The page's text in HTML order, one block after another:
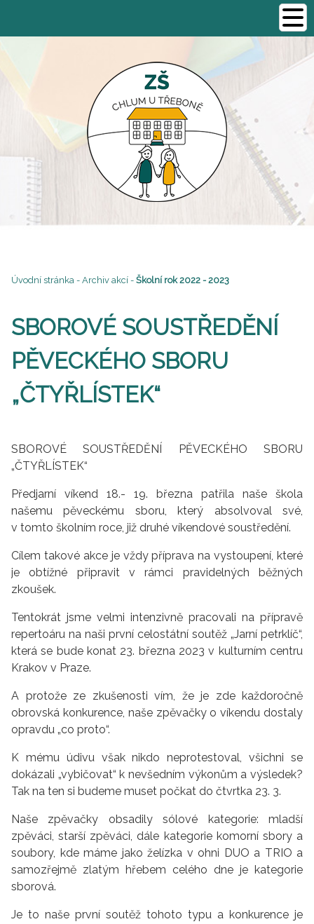
Úvodní stránka - Archiv akcí - Školní rok 2022 - 2023
SBOROVÉ SOUSTŘEDĚNÍ
PĚVECKÉHO SBORU
„ČTYŘLÍSTEK“
SBOROVÉ SOUSTŘEDĚNÍ PĚVECKÉHO SBORU
„ČTYŘLÍSTEK“
Předjarní víkend 18.- 19. března patřila naše škola
našemu pěveckému sboru, který absolvoval své,
v tomto školním roce, již druhé víkendové soustředění.
Cílem takové akce je vždy příprava na vystoupení, které
je obtížné připravit v rámci pravidelných běžných
zkoušek.
Tentokrát jsme velmi intenzivně pracovali na přípravě
repertoáru na naši první celostátní soutěž „Jarní petrklíč“,
která se bude konat 23. března 2023 v kulturním centru
Krakov v Praze.
A protože ze zkušenosti vím, že je zde každoročně
obrovská konkurence, naše zpěvačky o víkendu dostaly
opravdu „co proto“.
K mému údivu však nikdo neprotestoval, všichni se
dokázali „vybičovat“ k nevšedním výkonům a výsledek?
Tak na ten si budeme muset počkat do čtvrtka 23. 3.
Naše zpěvačky obsadily sólové kategorie: mladší
zpěváci, starší zpěváci, dále kategorie komorní sbory a
soubory, kde máme jako želízka v ohni DUO a TRIO a
samozřejmě zlatým hřebem celého dne je kategorie
sborová.
Je to naše první soutěž tohoto typu a konkurence je